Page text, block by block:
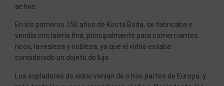
activa.
En los primeros 150 años de Kosta Boda, se fabricaba y
vendía cristalería fina, principalmente para comerciantes
ricos, la realeza y nobleza, ya que el vidrio estaba
considerado un objeto de lujo.
Los sopladores de vidrio venían de otras partes de Europa, y